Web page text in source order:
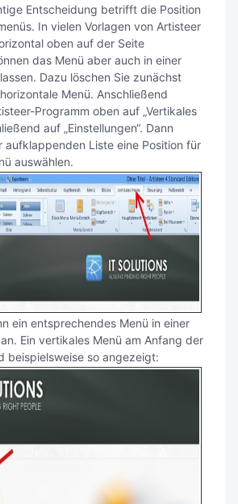
Entscheidung betrifft die Position
In vielen Vorlagen von Artisteer
oben auf der Seite
das Menü aber auch in einer
Dazu löschen Sie zunächst
Menü. Anschließend
Programm oben auf „Vertikales
auf „Einstellungen“. Dann
aufklappenden Liste eine Position für
auswählen.
ein entsprechendes Menü in einer
Ein vertikales Menü am Anfang der
beispielsweise so angezeigt: